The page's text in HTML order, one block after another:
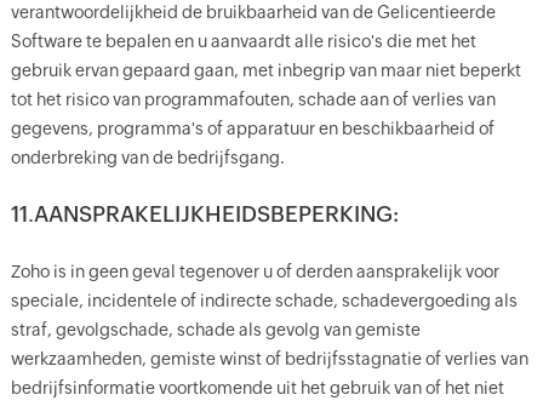
verantwoordelijkheid de bruikbaarheid van de Gelicentieerde
Software te bepalen en u aanvaardt alle risico's die met het
gebruik ervan gepaard gaan, met inbegrip van maar niet beperkt
tot het risico van programmafouten, schade aan of verlies van
gegevens, programma's of apparatuur en beschikbaarheid of
onderbreking van de bedrijfsgang.
11.AANSPRAKELIJKHEIDSBEPERKING:
Zoho is in geen geval tegenover u of derden aansprakelijk voor
speciale, incidentele of indirecte schade, schadevergoeding als
straf, gevolgschade, schade als gevolg van gemiste
werkzaamheden, gemiste winst of bedrijfsstagnatie of verlies van
bedrijfsinformatie voortkomende uit het gebruik van of het niet